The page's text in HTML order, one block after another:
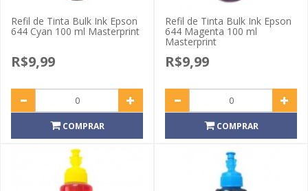
Refil de Tinta Bulk Ink Epson
644 Cyan 100 ml Masterprint
R$9,99
COMPRAR
Refil de Tinta Bulk Ink Epson
644 Magenta 100 ml
Masterprint
R$9,99
COMPRAR